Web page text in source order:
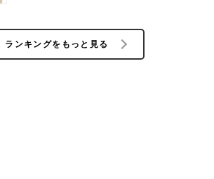
ランキングをもっと見る